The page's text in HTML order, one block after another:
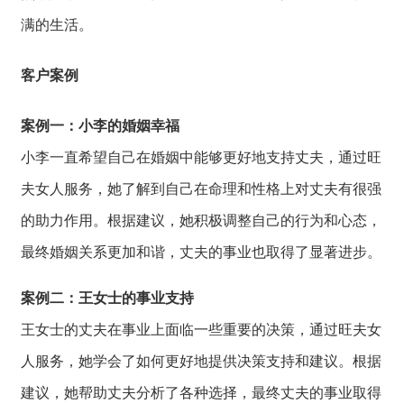
满的生活。
客户案例
案例一：小李的婚姻幸福
小李一直希望自己在婚姻中能够更好地支持丈夫， 通过旺
夫女人服务， 她了解到自己在命理和性格上对丈夫有很强
的助力作用 。 根据建议， 她积极调整自己的行为和心态，
最终婚姻关系更加和谐， 丈夫的事业也取得了显著进步。
案例二：王女士的事业支持
王女士的丈夫在事业上面临一些重要的决策， 通过旺夫女
人服务， 她学会了如何更好地提供决策支持和建议。 根据
建议， 她帮助丈夫分析了各种选择， 最终丈夫的事业取得